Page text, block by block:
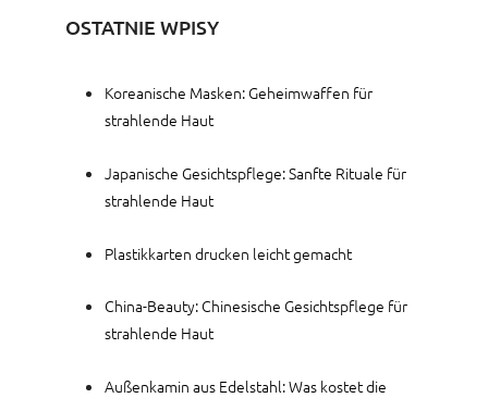
OSTATNIE WPISY
Koreanische Masken: Geheimwaffen für
strahlende Haut
Japanische Gesichtspflege: Sanfte Rituale für
strahlende Haut
Plastikkarten drucken leicht gemacht
China-Beauty: Chinesische Gesichtspflege für
strahlende Haut
Außenkamin aus Edelstahl: Was kostet die